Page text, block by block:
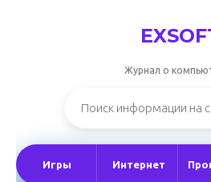
Журнал о
Игры Интернет